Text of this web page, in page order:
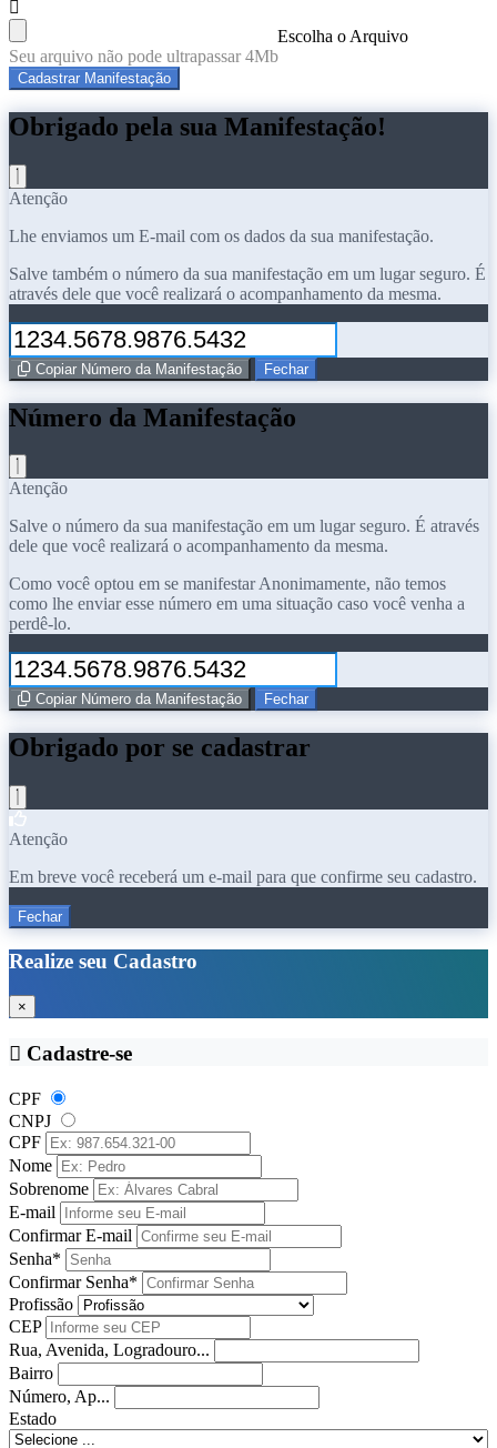
Escolha o Arquivo
Seu arquivo não pode ultrapassar 4Mb
Cadastrar Manifestação
Obrigado pela sua Manifestação!
Atenção
Lhe enviamos um E-mail com os dados da sua manifestação.
Salve também o número da sua manifestação em um lugar seguro. É
através dele que você realizará o acompanhamento da mesma.
Copiar Número da Manifestação Fechar
Número da Manifestação
Atenção
Salve o número da sua manifestação em um lugar seguro. É através
dele que você realizará o acompanhamento da mesma.
Como você optou em se manifestar Anonimamente, não temos
como lhe enviar esse número em uma situação caso você venha a
perdê-lo.
Copiar Número da Manifestação Fechar
Obrigado por se cadastrar
Atenção
Em breve você receberá um e-mail para que confirme seu cadastro.
Fechar
Realize seu Cadastro
×
Cadastre-se
CPF
CNPJ
CPF
Nome
Sobrenome
E-mail
Confirmar E-mail
Senha*
Confirmar Senha*
Profissão
CEP
Rua, Avenida, Logradouro...
Bairro
Número, Ap...
Estado